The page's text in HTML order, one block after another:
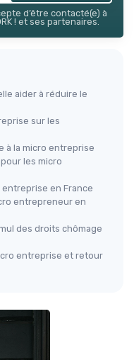
d’être contacté(e) à
! et ses partenaires.
aider à réduire le
sur les
à la micro entreprise
les micro
en France
entrepreneur en
des droits chômage
entreprise et retour